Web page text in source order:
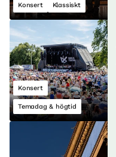
Konsert Klassiskt
Konsert
Temadag & högtid